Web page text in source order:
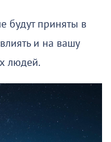
будут приняты в
и на вашу
людей.